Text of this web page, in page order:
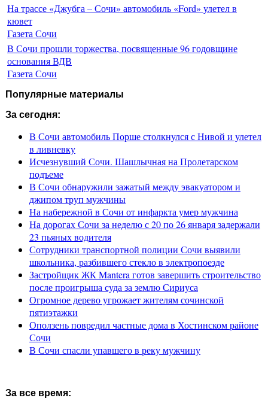
На трассе «Джубга – Сочи» автомобиль «Ford» улетел в
кювет
Газета Сочи
В Сочи прошли торжества, посвященные 96 годовщине
основания ВДВ
Газета Сочи
Популярные материалы
За сегодня:
В Сочи автомобиль Порше столкнулся с Нивой и улетел
в ливневку
Исчезнувший Сочи. Шашлычная на Пролетарском
подъеме
В Сочи обнаружили зажатый между эвакуатором и
джипом труп мужчины
На набережной в Сочи от инфаркта умер мужчина
На дорогах Сочи за неделю с 20 по 26 января задержали
23 пьяных водителя
Сотрудники транспортной полиции Сочи выявили
школьника, разбившего стекло в электропоезде
Застройщик ЖК Mantera готов завершить строительство
после проигрыша суда за землю Сириуса
Огромное дерево угрожает жителям сочинской
пятиэтажки
Оползень повредил частные дома в Хостинском районе
Сочи
В Сочи спасли упавшего в реку мужчину
За все время: